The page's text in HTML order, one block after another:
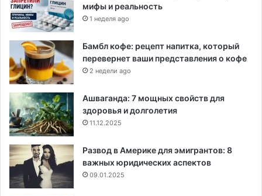
мифы и реальность
1 неделя ago
Бамбл кофе: рецепт напитка, который
перевернет ваши представления о кофе
2 недели ago
Ашваганда: 7 мощных свойств для
здоровья и долголетия
11.12.2025
Развод в Америке для эмигрантов: 8
важных юридических аспектов
09.01.2025